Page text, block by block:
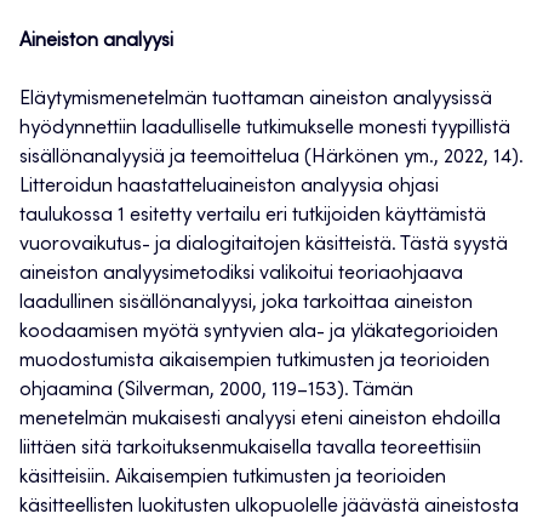
Aineiston analyysi
Eläytymismenetelmän tuottaman aineiston analyysissä
hyödynnettiin laadulliselle tutkimukselle monesti tyypillistä
sisällönanalyysiä ja teemoittelua (Härkönen ym., 2022, 14).
Litteroidun haastatteluaineiston analyysia ohjasi
taulukossa 1 esitetty vertailu eri tutkijoiden käyttämistä
vuorovaikutus- ja dialogitaitojen käsitteistä. Tästä syystä
aineiston analyysimetodiksi valikoitui teoriaohjaava
laadullinen sisällönanalyysi, joka tarkoittaa aineiston
koodaamisen myötä syntyvien ala- ja yläkategorioiden
muodostumista aikaisempien tutkimusten ja teorioiden
ohjaamina (Silverman, 2000, 119–153). Tämän
menetelmän mukaisesti analyysi eteni aineiston ehdoilla
liittäen sitä tarkoituksenmukaisella tavalla teoreettisiin
käsitteisiin. Aikaisempien tutkimusten ja teorioiden
käsitteellisten luokitusten ulkopuolelle jäävästä aineistosta